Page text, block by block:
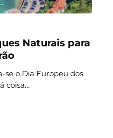
Naturais para
se o Dia Europeu dos
coisa…